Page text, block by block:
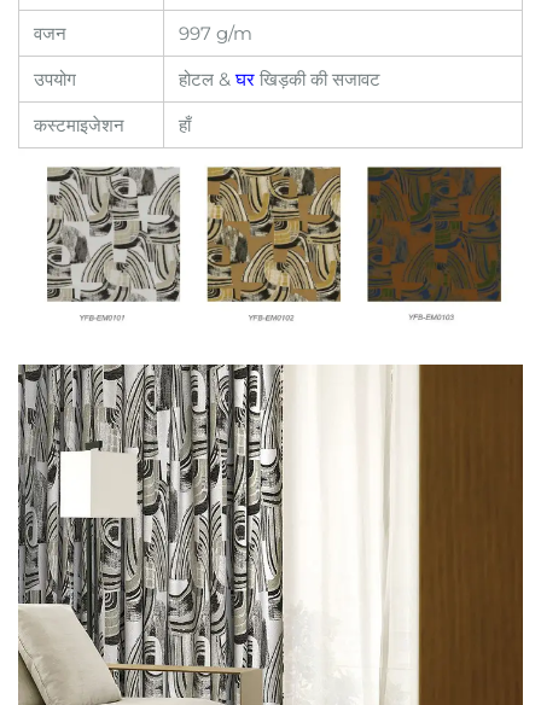
वजन
997 g/m
उपयोग
होटल &घर खिड़की की सजावट
कस्टमाइजेशन
हाँ